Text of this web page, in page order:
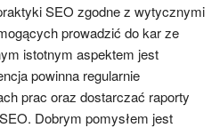
SEO zgodne z wytycznymi
prowadzić do kar ze
istotnym aspektem jest
powinna regularnie
prac oraz dostarczać raporty
Dobrym pomysłem jest